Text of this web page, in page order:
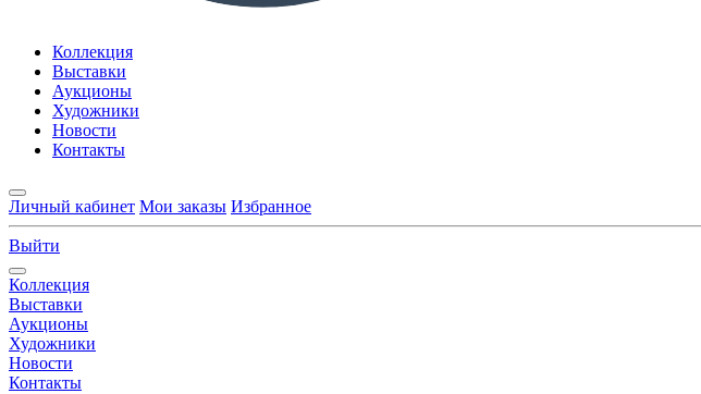
Коллекция
Выставки
Аукционы
Художники
Новости
Контакты
Личный кабинет Мои заказы Избранное
Выйти
Коллекция
Выставки
Аукционы
Художники
Новости
Контакты